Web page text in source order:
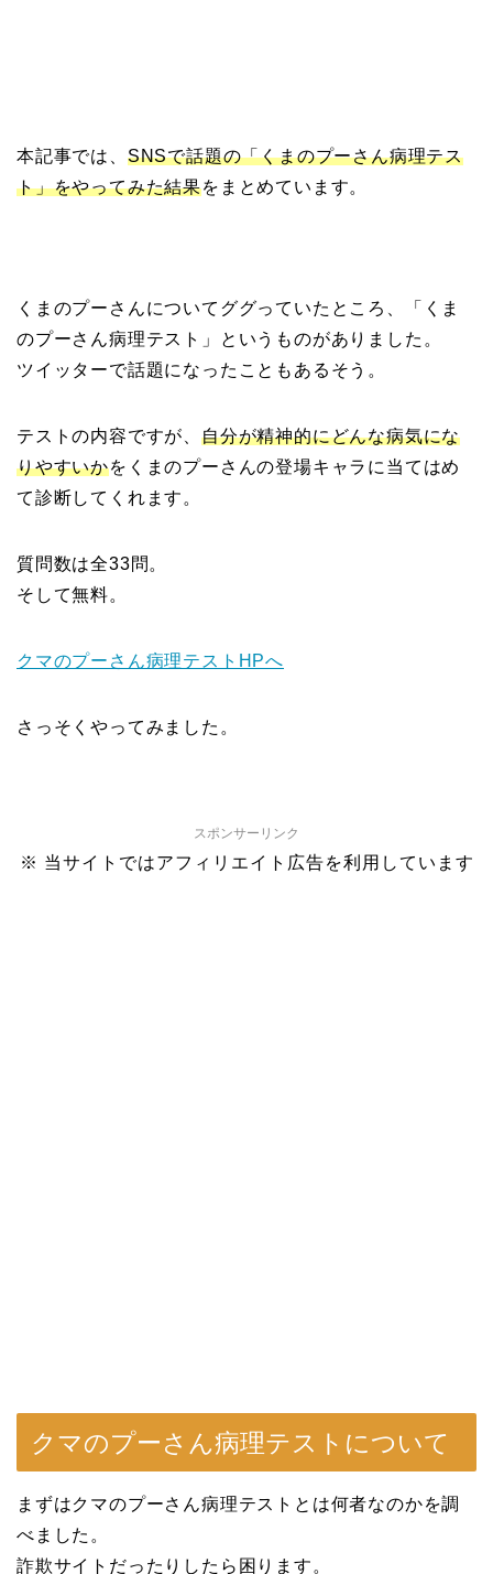
本記事では、 SNSで話題の「くまのプーさん病理テス
ト」をやってみた結果をまとめています。
くまのプーさんについてググっていたところ、「くま
のプーさん病理テスト」というものがありました。
ツイッターで話題になったこともあるそう。
テストの内容ですが、 自分が精神的にどんな病気にな
りやすいかをくまのプーさんの登場キャラに当てはめ
て診断してくれます。
質問数は全33問。
そして無料。
クマのプーさん病理テストHPへ
さっそくやってみました。
スポンサーリンク
※ 当サイトではアフィリエイト広告を利用しています
クマのプーさん病理テストについて
まずはクマのプーさん病理テストとは何者なのかを調
べました。
詐欺サイトだったりしたら困ります。